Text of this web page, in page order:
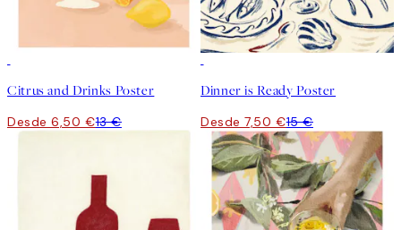
Citrus and Drinks Poster
Desde 6,50 €13 €
Dinner is Ready Poster
Desde 7,50 €15 €